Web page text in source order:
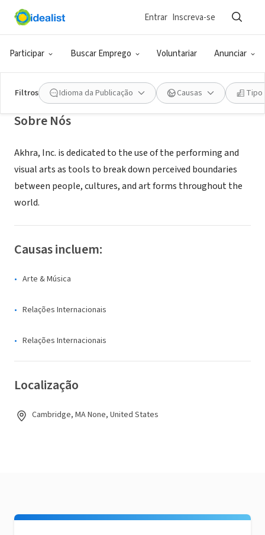
Participar Buscar Emprego Voluntariar Anunciar
Entrar Inscreva-se
Filtros Idioma da Publicação Causas Tipo
ONG (SETOR SOCIAL)
Akhra, Inc.
Sobre Nós
Akhra, Inc. is dedicated to the use of the performing and
visual arts as tools to break down perceived boundaries
between people, cultures, and art forms throughout the
world.
Causas incluem:
Arte & Música
Relações Internacionais
Relações Internacionais
Localização
Cambridge, MA None, United States